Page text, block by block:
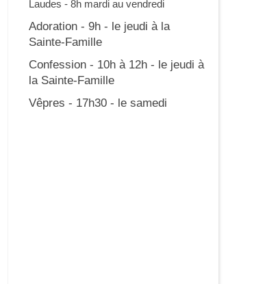
Laudes - 8h mardi au vendredi
Adoration - 9h - le jeudi à la
Sainte-Famille
Confession - 10h à 12h - le jeudi à
la Sainte-Famille
Vêpres - 17h30 - le samedi